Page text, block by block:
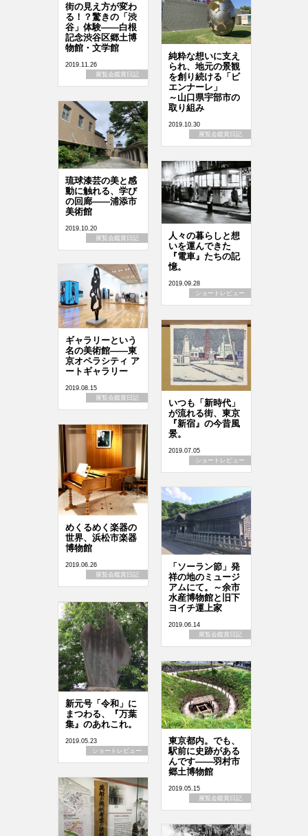
街の見え方が変わ
る！？驚きの「渋
谷」体験――白根
記念渋谷区郷土博
物館・文学館
2019.11.26
展覧会鑑賞日記
純粋な想いに支え
られ、地元の景観
を創り続ける「ビ
エンナーレ」
～山口県宇部市の
取り組み
2019.10.30
展覧会鑑賞日記
琉球漆芸の美と感
動に触れる、学び
の回廊――浦添市
美術館
2019.10.20
展覧会鑑賞日記
人々の暮らしと想
いを運んできた
『電車』たちの記
憶。
2019.09.28
ショートレビュー
ギャラリーという
名の美術館――東
京オペラシティ ア
ートギャラリー
2019.08.15
展覧会鑑賞日記
いつも「新時代」
が流れる街、東京
『新宿』の今昔風
景。
2019.07.05
ショートレビュー
めくるめく楽器の
世界、浜松市楽器
博物館
2019.06.26
展覧会鑑賞日記
「ソーラン節」発
祥の地のミュージ
アムにて。～余市
水産博物館と旧下
ヨイチ運上家
2019.06.14
展覧会鑑賞日記
新元号「令和」に
まつわる、『万葉
集』のあれこれ。
2019.05.23
ショートレビュー
東京都内。でも、
駅前に史跡がある
んです――羽村市
郷土博物館
2019.05.15
展覧会鑑賞日記